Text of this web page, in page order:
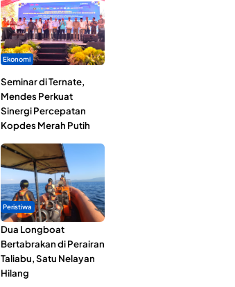
Ekonomi
Seminar di Ternate,
Mendes Perkuat
Sinergi Percepatan
Kopdes Merah Putih
Peristiwa
Dua Longboat
Bertabrakan di Perairan
Taliabu, Satu Nelayan
Hilang